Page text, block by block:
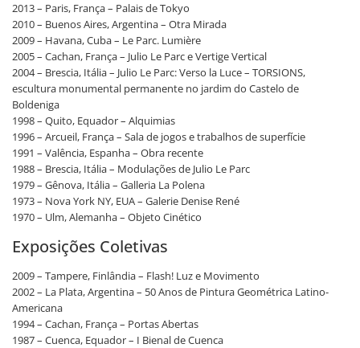
2013 – Paris, França – Palais de Tokyo
2010 – Buenos Aires, Argentina – Otra Mirada
2009 – Havana, Cuba – Le Parc. Lumière
2005 – Cachan, França – Julio Le Parc e Vertige Vertical
2004 – Brescia, Itália – Julio Le Parc: Verso la Luce – TORSIONS,
escultura monumental permanente no jardim do Castelo de
Boldeniga
1998 – Quito, Equador – Alquimias
1996 – Arcueil, França – Sala de jogos e trabalhos de superfície
1991 – Valência, Espanha – Obra recente
1988 – Brescia, Itália – Modulações de Julio Le Parc
1979 – Gênova, Itália – Galleria La Polena
1973 – Nova York NY, EUA – Galerie Denise René
1970 – Ulm, Alemanha – Objeto Cinético
Exposições Coletivas
2009 – Tampere, Finlândia – Flash! Luz e Movimento
2002 – La Plata, Argentina – 50 Anos de Pintura Geométrica Latino-
Americana
1994 – Cachan, França – Portas Abertas
1987 – Cuenca, Equador – I Bienal de Cuenca